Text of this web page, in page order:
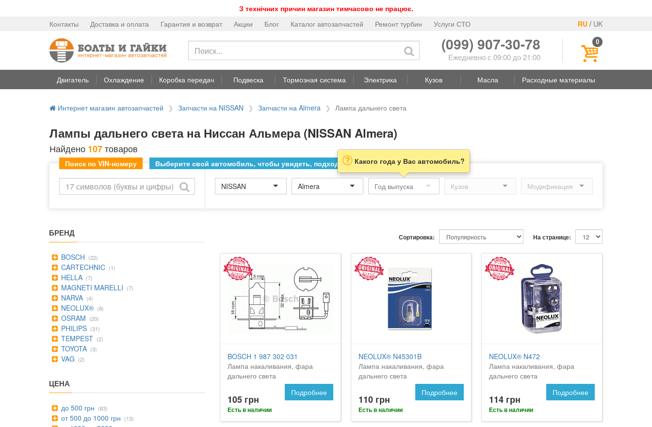
З технічних причин магазин тимчасово не працює.
RU / UK
Контакты Доставка и оплата Гарантия и возврат Акции Блог Каталог автозапчастей Ремонт турбин Услуги СТО
(099) 907-30-78
Ежедневно с 09:00 до 21:00
0
Двигатель Охлаждение Коробка передач Подвеска Тормозная система Электрика Кузов Масла Расходные материалы
Интернет магазин автозапчастей Запчасти на NISSAN Запчасти на Almera Лампа дальнего света
Лампы дальнего света на Ниссан Альмера (NISSAN Almera)
Найдено 107товаров
Поиск по VIN-номеру Выберите свой автомобиль, чтобы увидеть, подходит ли товар к нему
NISSAN Almera
Какого года у Вас автомобиль?
БРЕНД
BOSCH (22)
CARTECHNIC (1)
HELLA (7)
MAGNETI MARELLI (7)
NARVA (4)
NEOLUX® (8)
OSRAM (20)
PHILIPS (31)
TEMPEST (2)
TOYOTA (3)
VAG (2)
ЦЕНА
до 500 грн (83)
от 500 до 1000 грн (13)
На странице:
Сортировка:
BOSCH 1 987 302 031
Лампа накаливания, фара
дальнего света
105 грн
Есть в наличии
Подробнее
NEOLUX® N45301B
Лампа накаливания, фара
дальнего света
110 грн
Есть в наличии
Подробнее
NEOLUX® N472
Лампа накаливания, фара
дальнего света
114 грн
Есть в наличии
Подробнее